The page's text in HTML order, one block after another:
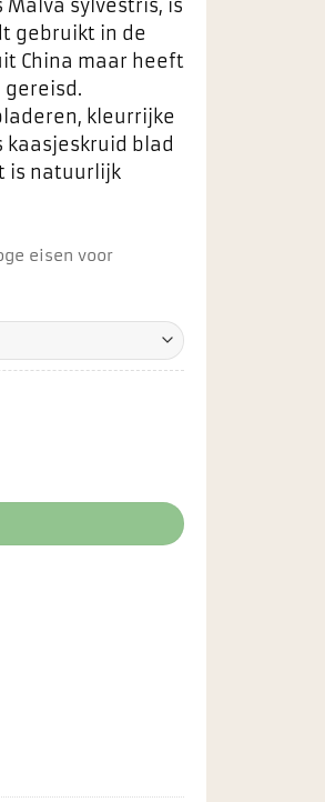
sylvestris, is
gebruikt in de
China maar heeft
kleurrijke
kaasjeskruid blad
is natuurlijk
eisen voor